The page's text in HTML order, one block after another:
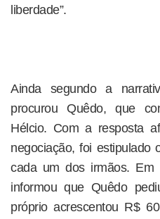
liberdade”.
Ainda segundo a
procurou Quêdo, que
Hélcio. Com a resposta
negociação, foi
cada um dos irmãos. Em
informou que Quêdo
próprio acrescentou R$